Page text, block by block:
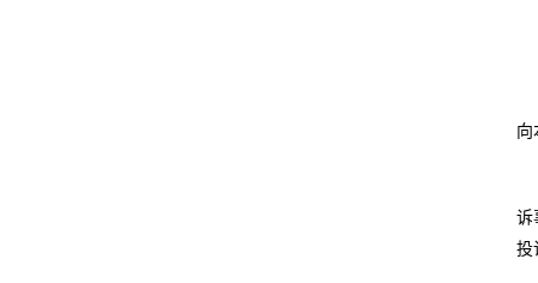
向
诉
投